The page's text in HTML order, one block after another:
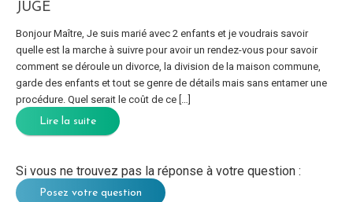
JUGE
Bonjour Maître, Je suis marié avec 2 enfants et je voudrais savoir
quelle est la marche à suivre pour avoir un rendez-vous pour savoir
comment se déroule un divorce, la division de la maison commune,
garde des enfants et tout se genre de détails mais sans entamer une
procédure. Quel serait le coût de ce […]
Lire la suite
Si vous ne trouvez pas la réponse à votre question :
Posez votre question